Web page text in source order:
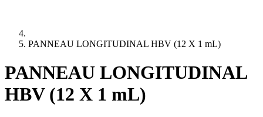
PANNEAU LONGITUDINAL HBV (12 X 1 mL)
PANNEAU LONGITUDINAL
HBV (12 X 1 mL)